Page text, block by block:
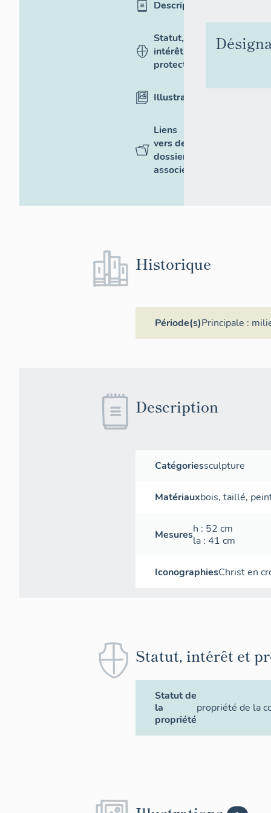
Description
Statut,
intérêt et
protection
Illustrations
Liens
vers des
dossiers
associés
Historique
Période(s)Principale :
Description
Catégoriessculpture
Matériauxbois, taillé,
Mesuresh : 52 cm
la : 41 cm
IconographiesChrist en
Statut, intérêt et
Statut de
la
propriété
propriété de la